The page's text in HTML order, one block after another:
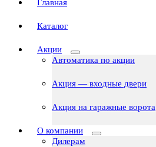
Главная
Каталог
Акции
Автоматика по акции
Акция — входные двери
Акция на гаражные ворота
О компании
Дилерам